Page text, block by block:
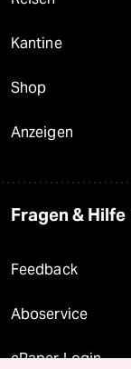
Kantine
Shop
Anzeigen
Fragen & Hilfe
Feedback
Aboservice
ePaper Login